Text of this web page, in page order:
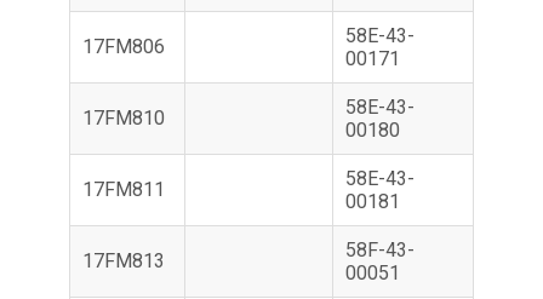
17FM806
58E-43-
00171
17FM810
58E-43-
00180
17FM811
58E-43-
00181
17FM813
58F-43-
00051